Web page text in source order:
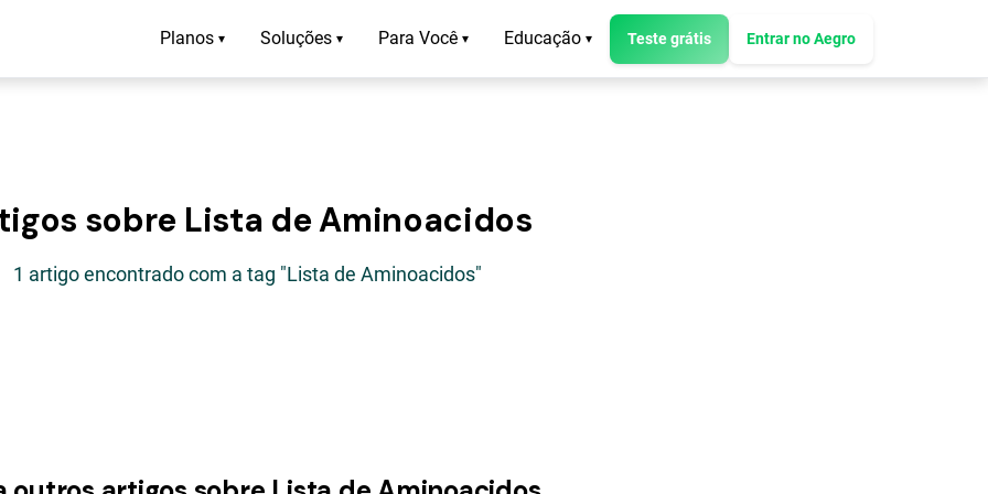
Planos ▾ Soluções ▾ Para Você ▾ Educação ▾ Teste grátis Entrar no Aegro
sobre Lista de Aminoacidos
1 artigo encontrado com a tag "Lista de Aminoacidos"